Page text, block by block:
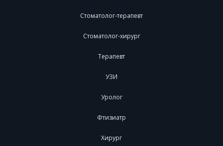
Стоматолог-терапевт
Стоматолог-хирург
Терапевт
УЗИ
Уролог
Фтизиатр
Хирург